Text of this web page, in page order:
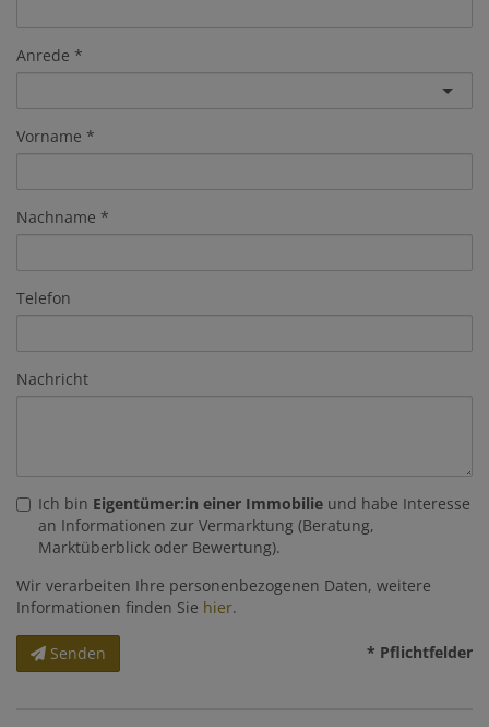
Anrede
Vorname
Nachname
Telefon
Nachricht
Ich bin Eigentümer:in einer Immobilie und habe Interesse
an Informationen zur Vermarktung (Beratung,
Marktüberblick oder Bewertung).
Wir verarbeiten Ihre personenbezogenen Daten, weitere
Informationen finden Sie hier.
Senden * Pflichtfelder